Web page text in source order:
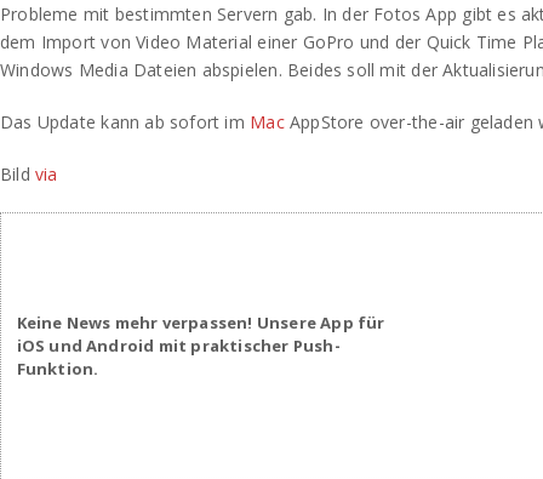
Probleme mit bestimmten Servern gab. In der Fotos App gibt es
dem Import von Video Material einer GoPro und der Quick Time
Windows Media Dateien abspielen. Beides soll mit der
Das Update kann ab sofort im MacAppStore over-the-air geladen
Bildvia
Keine News mehr verpassen! Unsere App für
iOS und Android mit praktischer Push-
Funktion.